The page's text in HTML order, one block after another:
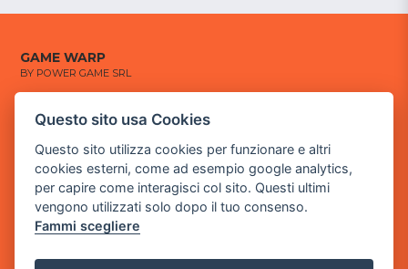
GAME WARP
BY POWER GAME SRL
Sede Legale
- 25014 Castenedolo, Brescia
Sede Operativa
via Industriale, 2 - 25082 Botticino, BS
Cod. SDI: USAL8PV
Questo sito usa Cookies
Questo sito utilizza cookies per funzionare e altri
cookies esterni, come ad esempio google analytics,
per capire come interagisci col sito. Questi ultimi
vengono utilizzati solo dopo il tuo consenso.
Fammi scegliere